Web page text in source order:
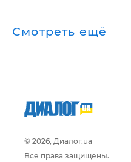
Смотреть ещё
© 2026, Диалог.ua
Все права защищены.